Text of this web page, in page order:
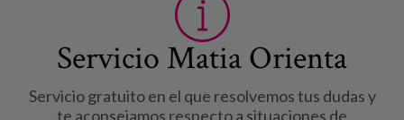
Servicio Matia Orienta
Servicio gratuito en el que resolvemos tus dudas y
te aconsejamos respecto a situaciones de